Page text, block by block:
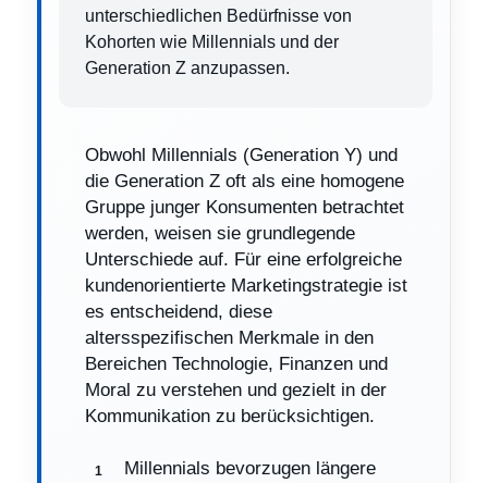
unterschiedlichen Bedürfnisse von
Kohorten wie Millennials und der
Generation Z anzupassen.
Obwohl Millennials (Generation Y) und
die Generation Z oft als eine homogene
Gruppe junger Konsumenten betrachtet
werden, weisen sie grundlegende
Unterschiede auf. Für eine erfolgreiche
kundenorientierte Marketingstrategie ist
es entscheidend, diese
altersspezifischen Merkmale in den
Bereichen Technologie, Finanzen und
Moral zu verstehen und gezielt in der
Kommunikation zu berücksichtigen.
Millennials bevorzugen längere